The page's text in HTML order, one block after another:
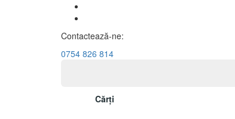
Contactează-ne:
0754 826 814
Cărți